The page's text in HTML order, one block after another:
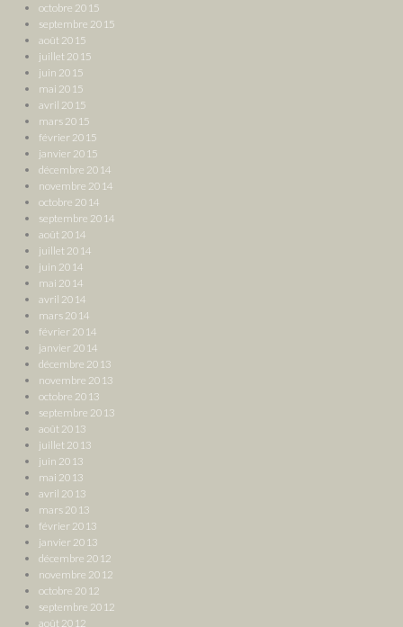
octobre 2015
septembre 2015
août 2015
juillet 2015
juin 2015
mai 2015
avril 2015
mars 2015
février 2015
janvier 2015
décembre 2014
novembre 2014
octobre 2014
septembre 2014
août 2014
juillet 2014
juin 2014
mai 2014
avril 2014
mars 2014
février 2014
janvier 2014
décembre 2013
novembre 2013
octobre 2013
septembre 2013
août 2013
juillet 2013
juin 2013
mai 2013
avril 2013
mars 2013
février 2013
janvier 2013
décembre 2012
novembre 2012
octobre 2012
septembre 2012
août 2012